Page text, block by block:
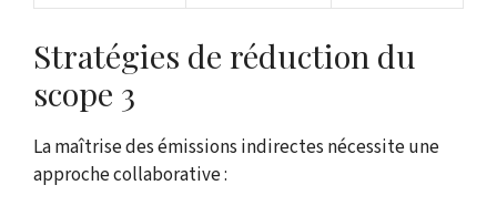
Stratégies de réduction du
scope 3
La maîtrise des émissions indirectes nécessite une
approche collaborative :